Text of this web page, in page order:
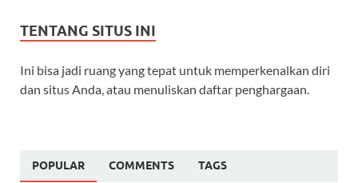
TENTANG SITUS INI
Ini bisa jadi ruang yang tepat untuk memperkenalkan diri
dan situs Anda, atau menuliskan daftar penghargaan.
POPULAR COMMENTS TAGS